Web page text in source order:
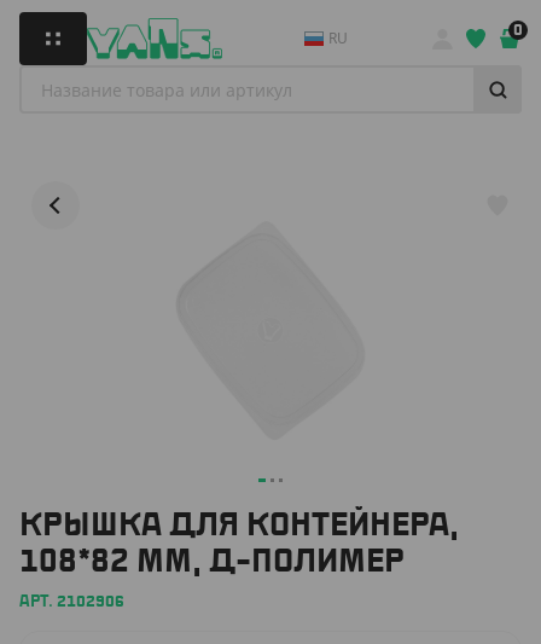
RU 0
КРЫШКА ДЛЯ КОНТЕЙНЕРА,
108*82 ММ, Д-ПОЛИМЕР
АРТ. 2102906